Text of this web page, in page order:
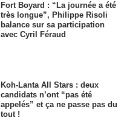
Fort Boyard : “La journée a été
très longue”, Philippe Risoli
balance sur sa participation
avec Cyril Féraud
Koh-Lanta All Stars : deux
candidats n’ont “pas été
appelés” et ça ne passe pas du
tout !